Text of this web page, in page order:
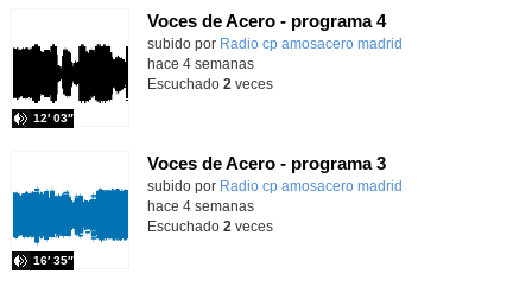
Voces de Acero - programa 4
Contenido educativo.
subido por Radio cp amosacero madrid
12′ 03″
hace 4 semanas
Escuchado 2 veces
Voces de Acero - programa 3
Contenido educativo.
subido por Radio cp amosacero madrid
16′ 35″
hace 4 semanas
Escuchado 2 veces